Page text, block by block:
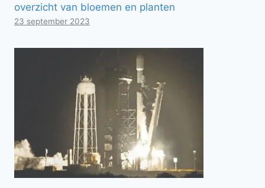
overzicht van bloemen en planten
23 september 2023